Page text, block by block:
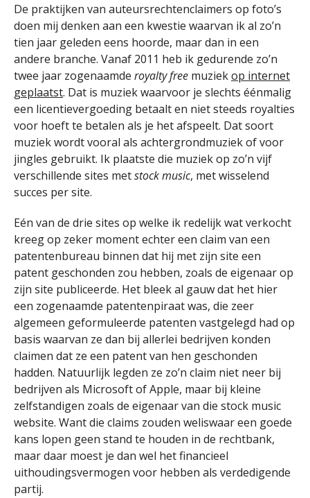
De praktijken van auteursrechtenclaimers op foto’s
doen mij denken aan een kwestie waarvan ik al zo’n
tien jaar geleden eens hoorde, maar dan in een
andere branche. Vanaf 2011 heb ik gedurende zo’n
twee jaar zogenaamde royalty free muziekop internet
geplaatst. Dat is muziek waarvoor je slechts éénmalig
een licentievergoeding betaalt en niet steeds royalties
voor hoeft te betalen als je het afspeelt. Dat soort
muziek wordt vooral als achtergrondmuziek of voor
jingles gebruikt. Ik plaatste die muziek op zo’n vijf
verschillende sites metstock music, met wisselend
succes per site.
Eén van de drie sites op welke ik redelijk wat verkocht
kreeg op zeker moment echter een claim van een
patentenbureau binnen dat hij met zijn site een
patent geschonden zou hebben, zoals de eigenaar op
zijn site publiceerde. Het bleek al gauw dat het hier
een zogenaamde patentenpiraat was, die zeer
algemeen geformuleerde patenten vastgelegd had op
basis waarvan ze dan bij allerlei bedrijven konden
claimen dat ze een patent van hen geschonden
hadden. Natuurlijk legden ze zo’n claim niet neer bij
bedrijven als Microsoft of Apple, maar bij kleine
zelfstandigen zoals de eigenaar van die stock music
website. Want die claims zouden weliswaar een goede
kans lopen geen stand te houden in de rechtbank,
maar daar moest je dan wel het financieel
uithoudingsvermogen voor hebben als verdedigende
partij.